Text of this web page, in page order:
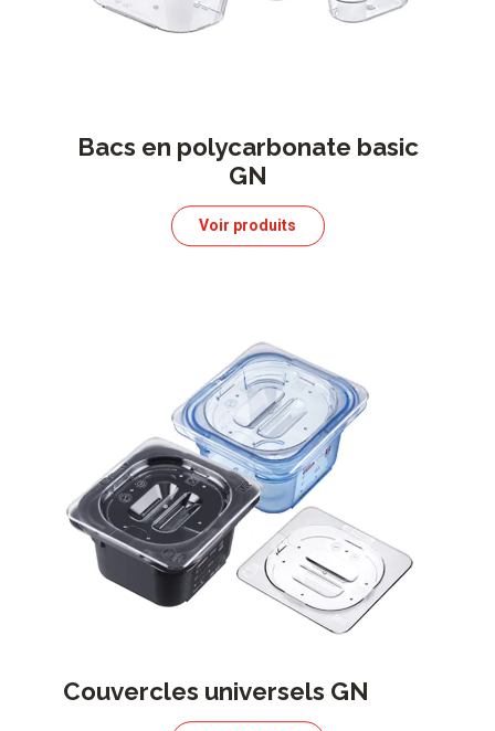
Bacs en polycarbonate basic
GN
Voir produits
Couvercles universels GN